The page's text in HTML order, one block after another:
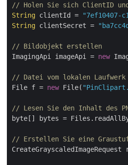
// Holen Sie sich ClientID
String clientId =
"7ef10407-
String clientSecret =
// Bildobjekt erstellen
ImagingApi imageApi = new
// Datei vom lokalen Laufwerk
File f = new File(
// Lesen Sie den Inhalt des
byte[] bytes =
// Erstellen Sie eine
CreateGrayscaledImageRequest